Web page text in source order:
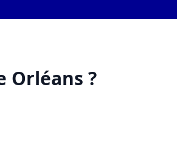
Orléans ?